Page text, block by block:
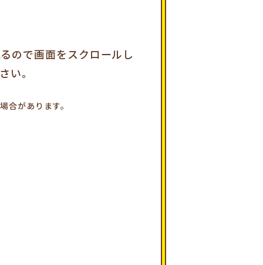
ので画面をスクロールし
い。
があります。